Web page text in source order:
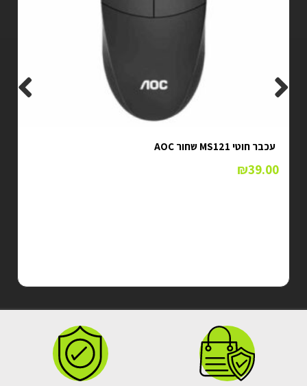
עכבר חוטי MS121 שחור AOC
₪39.00